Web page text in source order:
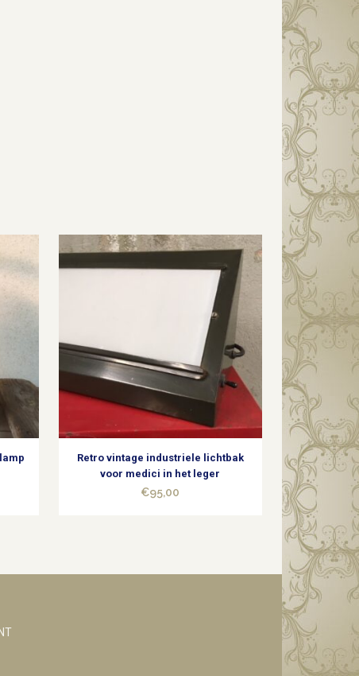
Retro vintage industriele lichtbak
voor medici in het leger
€95,00